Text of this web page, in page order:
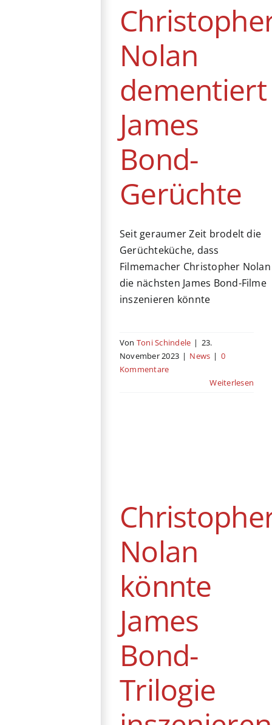
Nolan
dementiert
James
Bond-
Gerüchte
Seit geraumer Zeit brodelt die
Gerüchteküche, dass
Filmemacher Christopher Nolan
die nächsten James Bond-Filme
inszenieren könnte
Von Toni Schindele | 23.
November 2023 | News | 0
Kommentare
Weiterlesen
Nolan
könnte
James
Bond-
Trilogie